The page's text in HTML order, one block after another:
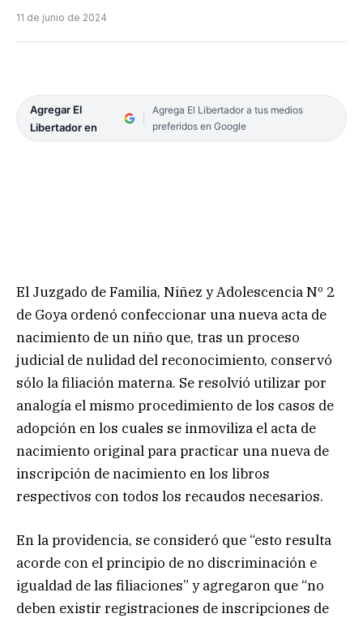
11 de junio de 2024
Agregar El
Libertador en
Agrega El Libertador a tus medios
preferidos en Google
El Juzgado de Familia, Niñez y Adolescencia Nº 2
de Goya ordenó confeccionar una nueva acta de
nacimiento de un niño que, tras un proceso
judicial de nulidad del reconocimiento, conservó
sólo la filiación materna. Se resolvió utilizar por
analogía el mismo procedimiento de los casos de
adopción en los cuales se inmoviliza el acta de
nacimiento original para practicar una nueva de
inscripción de nacimiento en los libros
respectivos con todos los recaudos necesarios.
En la providencia, se consideró que “esto resulta
acorde con el principio de no discriminación e
igualdad de las filiaciones” y agregaron que “no
deben existir registraciones de inscripciones de